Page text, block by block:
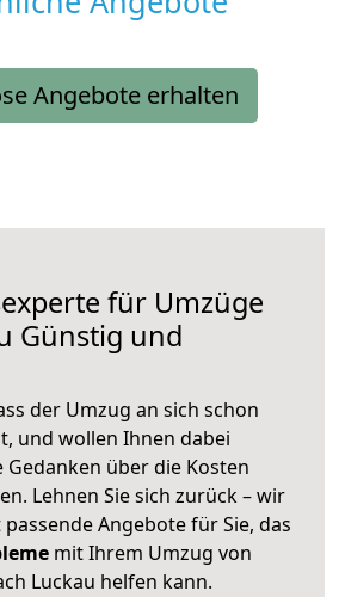
Angebote erhalten
für Umzüge
Günstig und
der Umzug an sich schon
und wollen Ihnen dabei
Gedanken über die Kosten
Lehnen Sie sich zurück – wir
Angebote für Sie, das
mit Ihrem Umzug von
Luckau helfen kann.